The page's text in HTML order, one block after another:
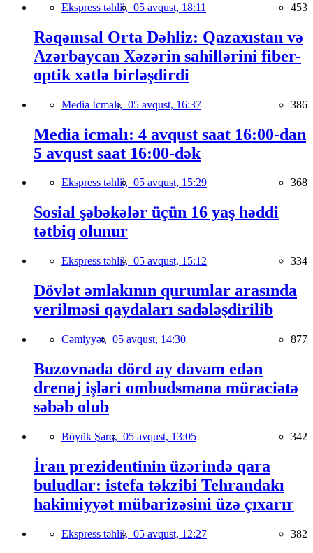
Ekspress təhlil, 05 avqust, 18:11 453
Rəqəmsal Orta Dəhliz: Qazaxıstan və
Azərbaycan Xəzərin sahillərini fiber-
optik xətlə birləşdirdi
Media İcmalı, 05 avqust, 16:37 386
Media icmalı: 4 avqust saat 16:00-dan
5 avqust saat 16:00-dək
Ekspress təhlil, 05 avqust, 15:29 368
Sosial şəbəkələr üçün 16 yaş həddi
tətbiq olunur
Ekspress təhlil, 05 avqust, 15:12 334
Dövlət əmlakının qurumlar arasında
verilməsi qaydaları sadələşdirilib
Cəmiyyət, 05 avqust, 14:30 877
Buzovnada dörd ay davam edən
drenaj işləri ombudsmana müraciətə
səbəb olub
Böyük Şərq, 05 avqust, 13:05 342
İran prezidentinin üzərində qara
buludlar: istefa təkzibi Tehrandakı
hakimiyyət mübarizəsini üzə çıxarır
Ekspress təhlil, 05 avqust, 12:27 382